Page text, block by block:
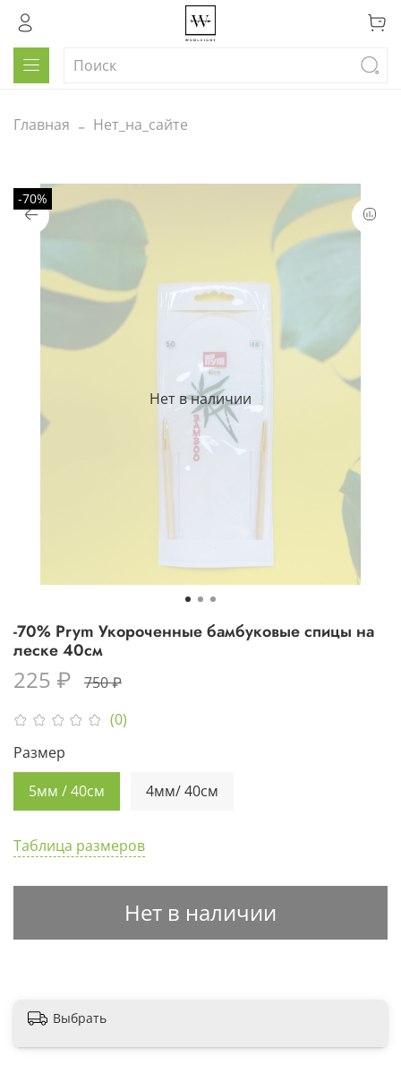
Главная Нет_на_сайте
Нет в наличии
-70%
(0)
-70% Prym Укороченные бамбуковые спицы на
леске 40см
225 ₽ 750 ₽
Таблица размеров
Нет в наличии
Размер
5мм / 40см
4мм/ 40см
Выбрать